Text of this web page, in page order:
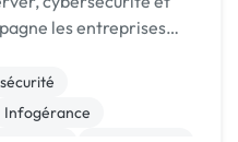
les entreprises
Infogérance